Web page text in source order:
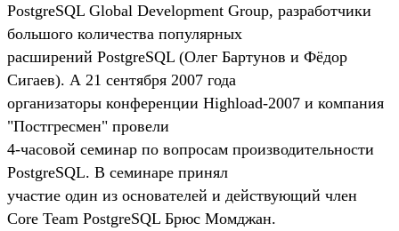
PostgreSQL Global Development Group, разработчики
большого количества популярных
расширений PostgreSQL (Олег Бартунов и Фёдор
Сигаев). А 21 сентября 2007 года
организаторы конференции Highload-2007 и компания
"Постгресмен" провели
4-часовой семинар по вопросам производительности
PostgreSQL. В семинаре принял
участие один из основателей и действующий член
Core Team PostgreSQL Брюс Момджан.